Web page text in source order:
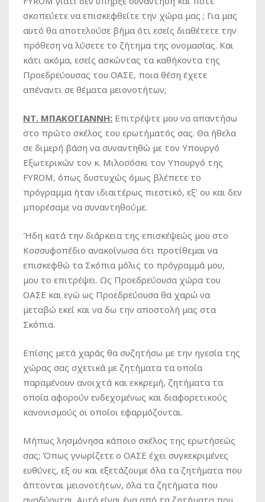
σκοπεύετε να επισκεφθείτε την χώρα μας ; Για μας
αυτό θα αποτελούσε βήμα ότι εσείς διαθέτετε την
πρόθεση να λύσετε το ζήτημα της ονομασίας. Και
κάτι ακόμα, εσείς ασκώντας τα καθήκοντα της
Προεδρεύουσας του ΟΑΣΕ, ποια θέση έχετε
απέναντι σε θέματα μειονοτήτων;
ΝΤ. ΜΠΑΚΟΓΙΑΝΝΗ: Επιτρέψτε μου να απαντήσω
στο πρώτο σκέλος του ερωτήματός σας. Θα ήθελα
σε διμερή βάση να συναντηθώ με τον Υπουργό
Εξωτερικών τον κ. Μιλοσόσκι τον Υπουργό της
FYROM, όπως δυστυχώς όμως βλέπετε το
πρόγραμμα ήταν ιδιαιτέρως πιεστικό, εξ’ ου και δεν
μπορέσαμε να συναντηθούμε.
Ήδη κατά την διάρκεια της επισκέψεώς μου στο
Κοσσυφοπέδιο ανακοίνωσα ότι προτίθεμαι να
επισκεφθώ τα Σκόπια μόλις το πρόγραμμά μου,
μου το επιτρέψει. Ως Προεδρεύουσα χώρα του
ΟΑΣΕ και εγώ ως Προεδρεύουσα θα χαρώ να
μεταβώ εκεί και να δω την αποστολή μας στα
Σκόπια.
Επίσης μετά χαράς θα συζητήσω με την ηγεσία της
χώρας σας σχετικά με ζητήματα τα οποία
παραμένουν ανοιχτά και εκκρεμή, ζητήματα τα
οποία αφορούν ενδεχομένως και διαφορετικούς
κανονισμούς οι οποίοι εφαρμόζονται.
Μήπως λησμόνησα κάποιο σκέλος της ερωτήσεώς
σας; Όπως γνωρίζετε ο ΟΑΣΕ έχει συγκεκριμένες
ευθύνες, εξ ου και εξετάζουμε όλα τα ζητήματα που
άπτονται μειονοτήτων, όλα τα ζητήματα που
αναδύονται. Αυτό είναι ένα από τα ζητήματα που